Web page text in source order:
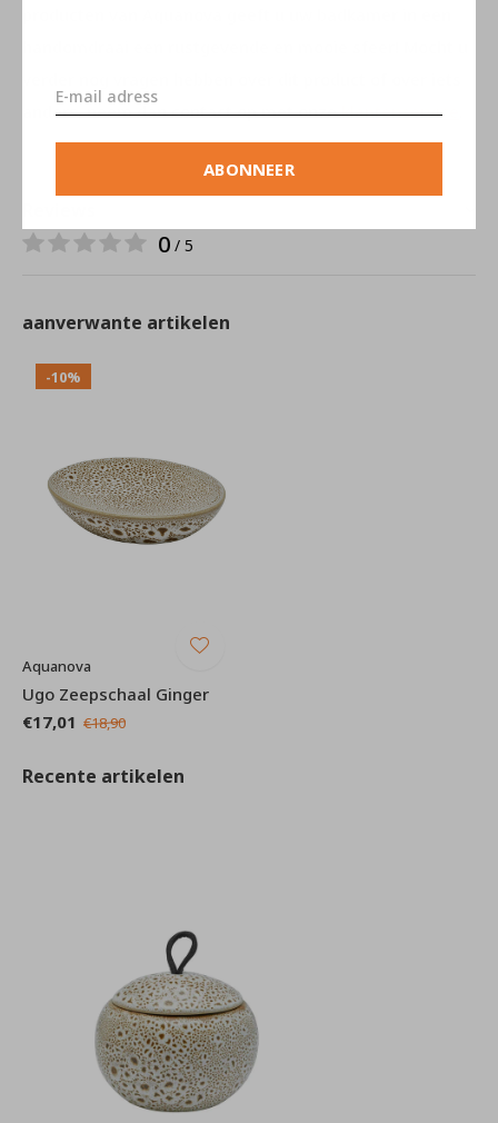
ABONNEER
anders, neem dan contact op met onzeklantenservice
0 / 5
aanverwante artikelen
-10%
Aquanova
Ugo Zeepschaal Ginger
€17,01 €18,90
Recente artikelen